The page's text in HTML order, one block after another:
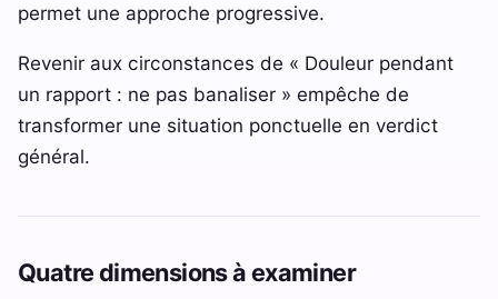
permet une approche progressive.
Revenir aux circonstances de « Douleur pendant
un rapport : ne pas banaliser » empêche de
transformer une situation ponctuelle en verdict
général.
Quatre dimensions à examiner